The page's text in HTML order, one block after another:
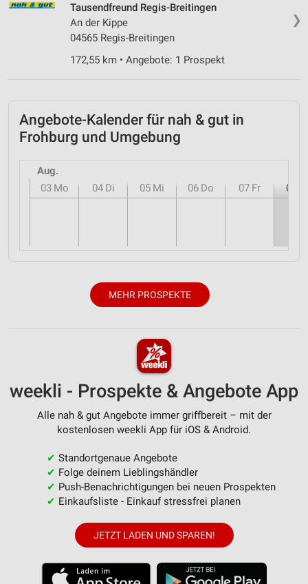
❯
Tausendfreund Regis-Breitingen
An der Kippe
04565 Regis-Breitingen
172,55 km • Angebote: 1 Prospekt
Angebote-Kalender für nah & gut in
Frohburg und Umgebung
Aug.
03 Mo 04 Di 05 Mi 06 Do 07 Fr 08
MEHR PROSPEKTE
weekli - Prospekte & Angebote App
Alle nah & gut Angebote immer griffbereit – mit der
kostenlosen weekli App für iOS & Android.
✔ Standortgenaue Angebote
✔ Folge deinem Lieblingshändler
✔ Push-Benachrichtigungen bei neuen Prospekten
✔ Einkaufsliste - Einkauf stressfrei planen
JETZT LADEN UND SPAREN!